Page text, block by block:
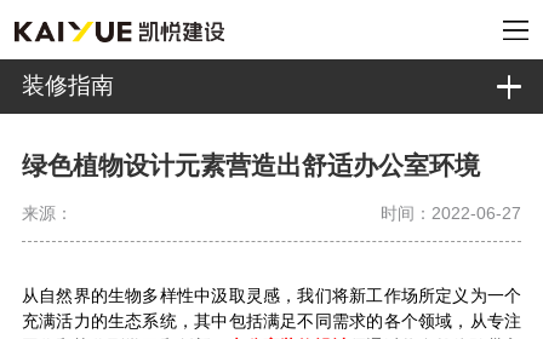
装修指南
绿色植物设计元素营造出舒适办公室环境
来源： 时间：2022-06-27
从自然界的生物多样性中汲取灵感，我们将新工作场所定义为一个
充满活力的生态系统，其中包括满足不同需求的各个领域，从专注